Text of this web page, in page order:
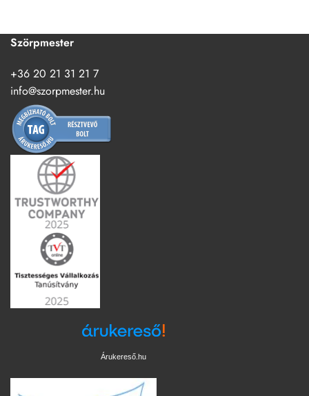
Szörpmester
+36 20 21 31 21 7
info@szorpmester.hu
Árukereső.hu